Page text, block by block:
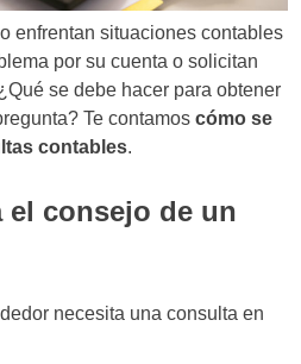
enfrentan situaciones contables
por su cuenta o solicitan
se debe hacer para obtener
Te contamoscómo se
contables.
el consejo de un
necesita una consulta en